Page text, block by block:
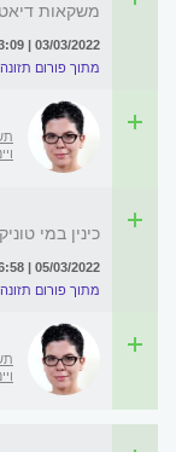
משקאות דיאט
03/03/2022 | 23:09 | מאת: אבי
מתוך פורום
כינין במי
05/03/2022 | 06:58 | מאת: רות
מתוך פורום